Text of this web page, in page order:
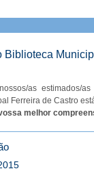
Biblioteca
as estimados/
Ferreira de Castro
melhor